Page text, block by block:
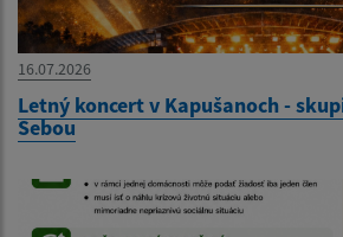
16.07.2026
Letný koncert v Kapušanoch -
Sebou